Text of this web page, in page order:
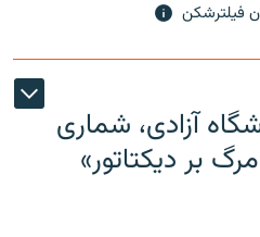
فیلترشکن
آزادی، شماری
بر دیکتاتور»